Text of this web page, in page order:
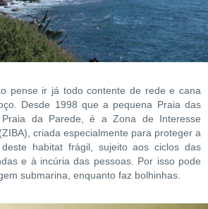
pense ir já todo contente de rede e cana
Desde 1998 que a pequena Praia das
da Parede, é a Zona de Interesse
criada especialmente para proteger a
habitat frágil, sujeito aos ciclos das
e à incúria das pessoas. Por isso pode
submarina, enquanto faz bolhinhas.